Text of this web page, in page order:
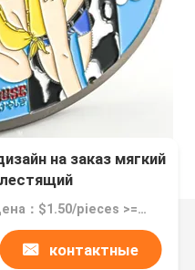
на заказ мягкий
пояса
Цена：$1.50/pieces >=50 pieces
контактные